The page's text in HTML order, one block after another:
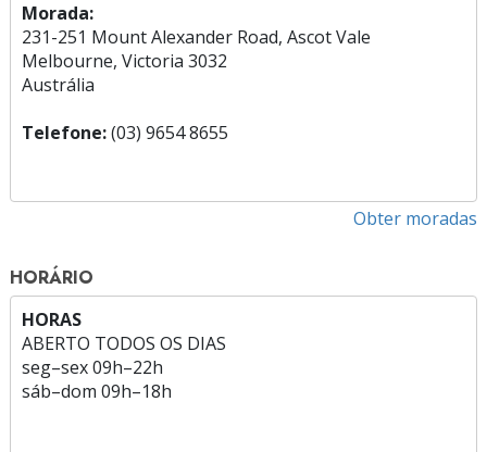
Morada:
231-251 Mount Alexander Road, Ascot Vale
Melbourne, Victoria 3032
Austrália
Telefone:(03) 9654 8655
Obter moradas
HORÁRIO
HORAS
ABERTO TODOS OS DIAS
seg–sex09h–22h
sáb–dom 09h–18h